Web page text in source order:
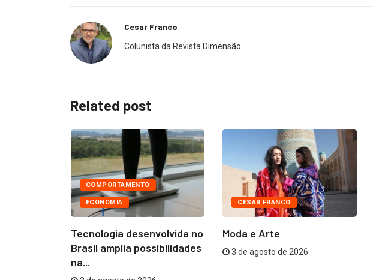
Cesar Franco
Colunista da Revista Dimensão.
Related post
COMPORTAMENTO
ECONOMIA
Tecnologia desenvolvida no
Brasil amplia possibilidades
na...
CESAR FRANCO
Moda e Arte
3 de agosto de 2026